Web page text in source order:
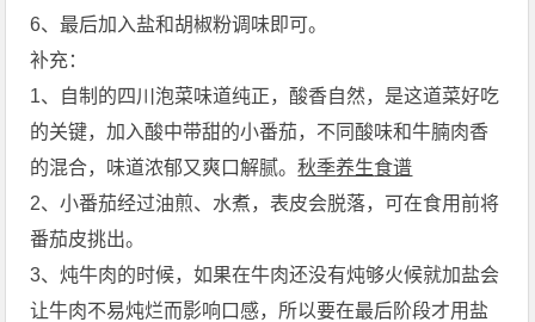
6、最后加入盐和胡椒粉调味即可。
补充：
1、自制的四川泡菜味道纯正，酸香自然，是这道菜好吃
的关键，加入酸中带甜的小番茄，不同酸味和牛腩肉香
的混合，味道浓郁又爽口解腻。秋季养生食谱
2、小番茄经过油煎、水煮，表皮会脱落，可在食用前将
番茄皮挑出。
3、炖牛肉的时候，如果在牛肉还没有炖够火候就加盐会
让牛肉不易炖烂而影响口感，所以要在最后阶段才用盐